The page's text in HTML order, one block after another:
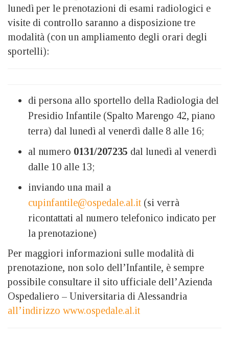
lunedì per le prenotazioni di esami radiologici e
visite di controllo saranno a disposizione tre
modalità (con un ampliamento degli orari degli
sportelli):
di persona allo sportello della Radiologia del
Presidio Infantile (Spalto Marengo 42, piano
terra) dal lunedì al venerdì dalle 8 alle 16;
al numero 0131/207235 dal lunedì al venerdì
dalle 10 alle 13;
inviando una mail a
cupinfantile@ospedale.al.it (si verrà
ricontattati al numero telefonico indicato per
la prenotazione)
Per maggiori informazioni sulle modalità di
prenotazione, non solo dell’Infantile, è sempre
possibile consultare il sito ufficiale dell’Azienda
Ospedaliero – Universitaria di Alessandria
all’indirizzo www.ospedale.al.it